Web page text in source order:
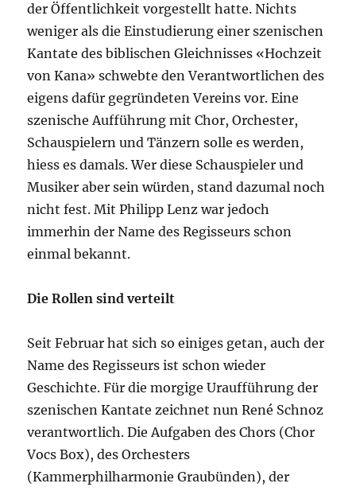
der Öffentlichkeit vorgestellt hatte. Nichts
weniger als die Einstudierung einer szenischen
Kantate des biblischen Gleichnisses «Hochzeit
von Kana» schwebte den Verantwortlichen des
eigens dafür gegründeten Vereins vor. Eine
szenische Aufführung mit Chor, Orchester,
Schauspielern und Tänzern solle es werden,
hiess es damals. Wer diese Schauspieler und
Musiker aber sein würden, stand dazumal noch
nicht fest. Mit Philipp Lenz war jedoch
immerhin der Name des Regisseurs schon
einmal bekannt.
Die Rollen sind verteilt
Seit Februar hat sich so einiges getan, auch der
Name des Regisseurs ist schon wieder
Geschichte. Für die morgige Uraufführung der
szenischen Kantate zeichnet nun René Schnoz
verantwortlich. Die Aufgaben des Chors (Chor
Vocs Box), des Orchesters
(Kammerphilharmonie Graubünden), der